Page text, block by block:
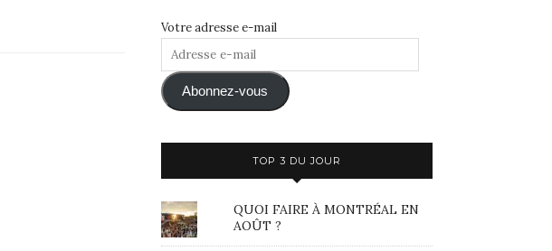
Votre adresse e-mail
Adresse
mail Abonnez-vous
TOP 3 DU JOUR
QUOI FAIRE À MONTRÉAL EN
AOÛT ?